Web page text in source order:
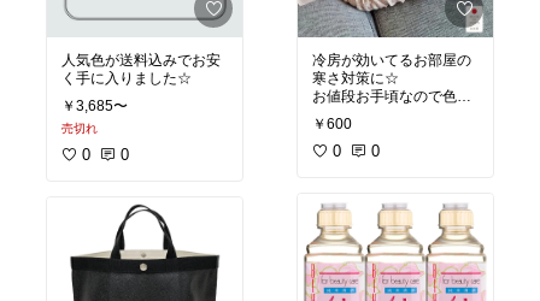
人気色が送料込みでお安
く手に入りました☆
￥3,685〜
売切れ
0 0
冷房が効いてるお部屋の
寒さ対策に☆
お値段お手頃なので色違
いで購入です
￥600
0 0